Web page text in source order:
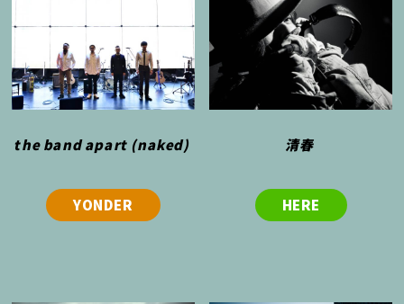
the band apart (naked)
YONDER
清春
HERE